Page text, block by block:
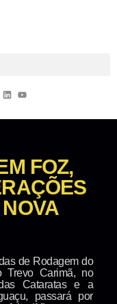
FOZ,
de Rodagem do
Trevo Carimã, no
Cataratas e a
passará por